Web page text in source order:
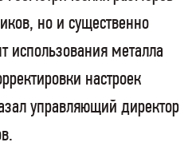
но и существенно
использования металла
настроек
управляющий директор